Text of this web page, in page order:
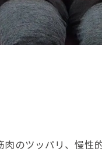
のツッパリ、慢性